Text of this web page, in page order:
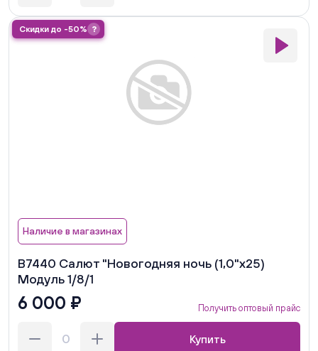
Скидки до -50% ?
Наличие в магазинах
В7440 Салют "Новогодняя ночь (1,0"х25)
Модуль 1/8/1
6 000 ₽ Получить оптовый прайс
Купить